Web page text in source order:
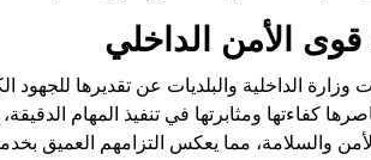
الأمن الداخلي
وزارة الداخلية والبلديات عن تقديرها للجهود
كفاءتها ومثابرتها في تنفيذ المهام
والسلامة، مما يعكس التزامهم العميق